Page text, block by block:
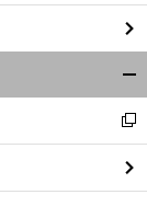
閉
る
新
し
い
ウ